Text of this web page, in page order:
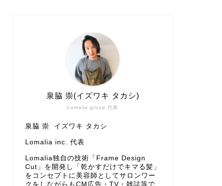
Lomalia group 代表
泉脇 崇(イズワキ タカシ)
泉脇 崇 イズワキ タカシ
Lomalia inc. 代表
Lomalia独自の技術「Frame Design
Cut」を開発し「乾かすだけでキマる髪」
をコンセプトに美容師としてサロンワー
クをしながらもCM広告・TV・雑誌等で